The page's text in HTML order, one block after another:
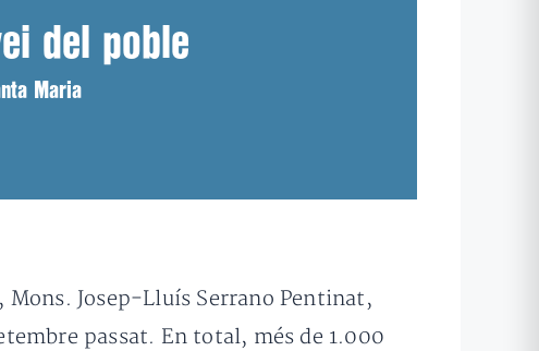
del poble
Maria
Mons. Josep-Lluís Serrano Pentinat,
passat. En total, més de 1.000